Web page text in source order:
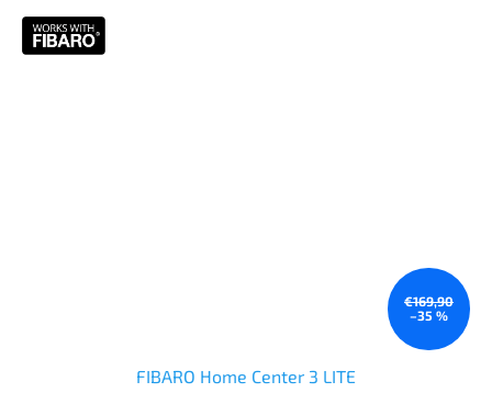
€169,90
–35 %
FIBARO Home Center 3 LITE